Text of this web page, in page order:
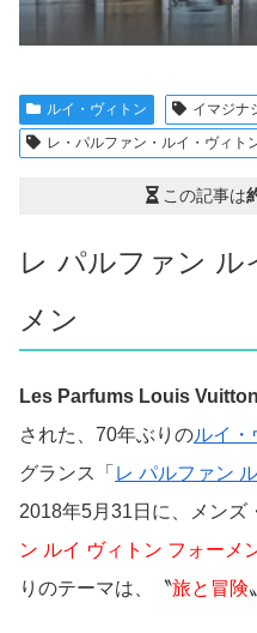
ルイ・ヴィトン イマジナ
レ・パルファン・ルイ・ヴィト
この記事は
レ パルファン ル
メン
Les Parfums Louis
された、70年ぶりのルイ・
グランス「 レ パルファン
2018年5月31日に、メンズ
ン ルイ ヴィトン フォーメ
りのテーマは、〝旅と冒険